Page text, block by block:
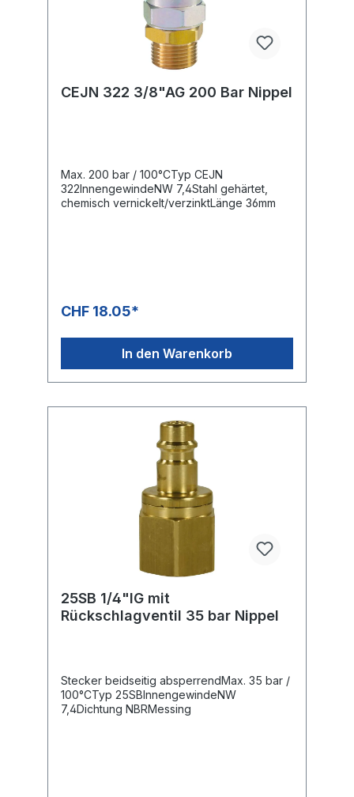
CEJN 322 3/8"AG 200 Bar Nippel
Max. 200 bar / 100°CTyp CEJN
322InnengewindeNW 7,4Stahl gehärtet,
chemisch vernickelt/verzinktLänge 36mm
CHF 18.05*
In den Warenkorb
25SB 1/4"IG mit
Rückschlagventil 35 bar Nippel
Stecker beidseitig absperrendMax. 35 bar /
100°CTyp 25SBInnengewindeNW
7,4Dichtung NBRMessing